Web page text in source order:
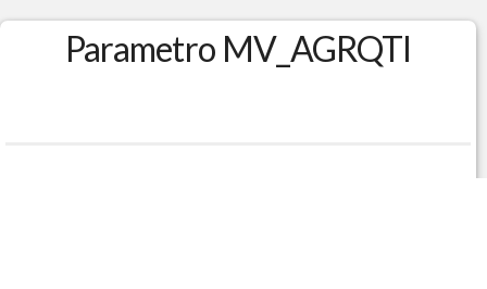
Parametro MV_AGRQTI